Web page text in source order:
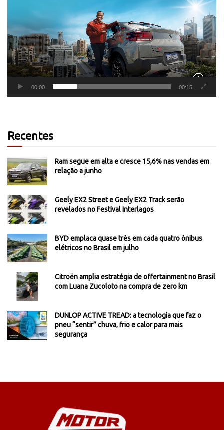
00:00 00:15
Recentes
Ram segue em alta e cresce 15,6% nas vendas em
relação a junho
Geely EX2 Street e Geely EX2 Track serão
revelados no Festival Interlagos
BYD emplaca quase três em cada quatro ônibus
elétricos no Brasil em julho
Citroën amplia estratégia de offertainment no Brasil
com Luana Zucoloto na compra de zero km
DUNLOP ACTIVE TREAD: a tecnologia que faz o
pneu “sentir” chuva, frio e calor para mais
segurança